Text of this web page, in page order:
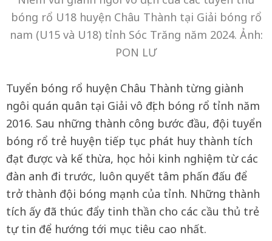
bóng rổ U18 huyện Châu Thành tại Giải bóng rổ
nam (U15 và U18) tỉnh Sóc Trăng năm 2024. Ảnh:
PON LƯ
Tuyển bóng rổ huyện Châu Thành từng giành
ngôi quán quân tại Giải vô địch bóng rổ tỉnh năm
2016. Sau những thành công bước đầu, đội tuyển
bóng rổ trẻ huyện tiếp tục phát huy thành tích
đạt được và kế thừa, học hỏi kinh nghiệm từ các
đàn anh đi trước, luôn quyết tâm phấn đấu để
trở thành đội bóng mạnh của tỉnh. Những thành
tích ấy đã thúc đẩy tinh thần cho các cầu thủ trẻ
tự tin để hướng tới mục tiêu cao nhất.